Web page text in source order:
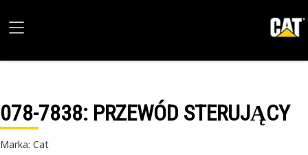
078-7838: PRZEWÓD STERUJĄCY
Marka: Cat